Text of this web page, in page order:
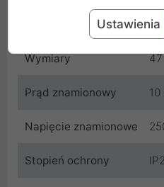
Wymiary
Prąd znamionowy 10
Napięcie znamionowe
Stopień ochrony
Ustawienia